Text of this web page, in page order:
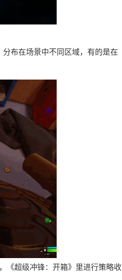
布在场景中不同区域，有的是在
《超级冲锋：开箱》里进行策略收